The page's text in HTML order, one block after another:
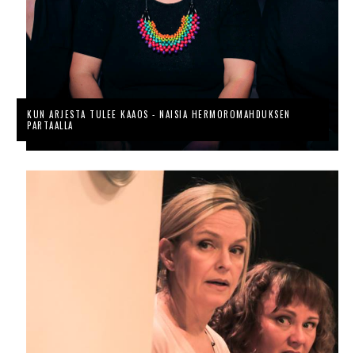
KUN ARJESTA TULEE KAAOS - NAISIA HERMOROMAHDUKSEN
PARTAALLA